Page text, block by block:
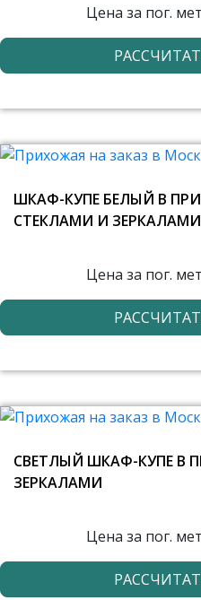
Цена за пог.
ШКАФ-КУПЕ БЕЛЫЙ В
СТЕКЛАМИ И
Цена за пог.
СВЕТЛЫЙ ШКАФ-КУПЕ В
ЗЕРКАЛАМИ
Цена за пог.